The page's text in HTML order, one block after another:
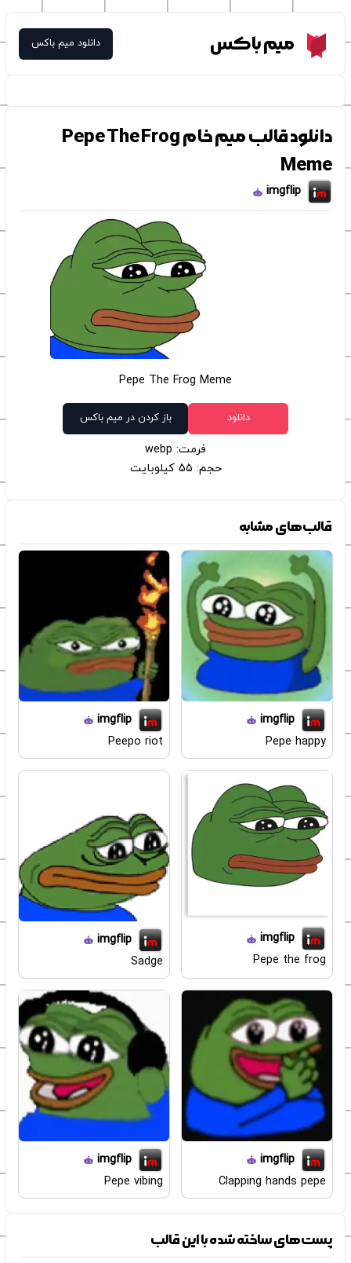
Meme Boxمیم باکس دانلود میم باکس
دانلود قالب میم خام Pepe The Frog
Meme
imgflip
Pepe The Frog Meme
دانلود باز کردن در میم باکس
فرمت: webp
حجم: 55 کیلوبایت
قالب‌های مشابه
imgflip
Pepe happy
imgflip
Peepo riot
imgflip
Pepe the frog
imgflip
Sadge
imgflip
Clapping hands pepe
imgflip
Pepe vibing
پست‌های ساخته شده با این قالب